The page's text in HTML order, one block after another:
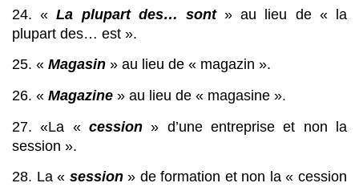
24. « La plupart des… sont » au lieu de « la
plupart des… est ».
25. « Magasin » au lieu de « magazin ».
26. « Magazine » au lieu de « magasine ».
27. «La « cession » d’une entreprise et non la
session ».
28. La « session » de formation et non la « cession